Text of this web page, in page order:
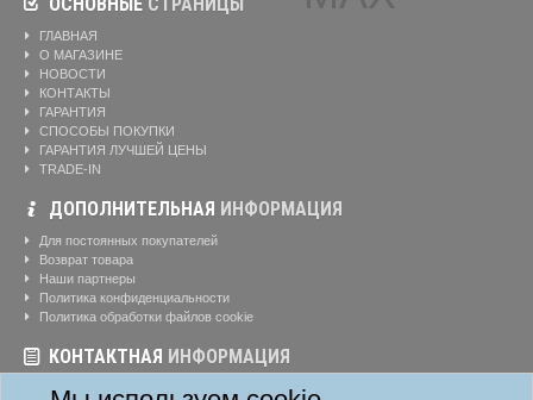
ОСНОВНЫЕ СТРАНИЦЫ
ГЛАВНАЯ
О МАГАЗИНЕ
НОВОСТИ
КОНТАКТЫ
ГАРАНТИЯ
СПОСОБЫ ПОКУПКИ
ГАРАНТИЯ ЛУЧШЕЙ ЦЕНЫ
TRADE-IN
ДОПОЛНИТЕЛЬНАЯ ИНФОРМАЦИЯ
Для постоянных покупателей
Возврат товара
Наши партнеры
Политика конфиденциальности
Политика обработки файлов cookie
КОНТАКТНАЯ ИНФОРМАЦИЯ
Режим работы магазина: Ежедневно: 10:00-20:00